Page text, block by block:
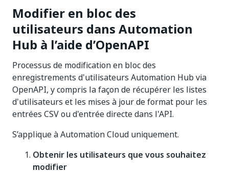
Modifier en bloc des
utilisateurs dans Automation
Hub à l’aide d’OpenAPI
Processus de modification en bloc des
enregistrements d'utilisateurs Automation Hub via
OpenAPI, y compris la façon de récupérer les listes
d'utilisateurs et les mises à jour de format pour les
entrées CSV ou d'entrée directe dans l'API.
S’applique à Automation Cloud uniquement.
Obtenir les utilisateurs que vous souhaitez
modifier